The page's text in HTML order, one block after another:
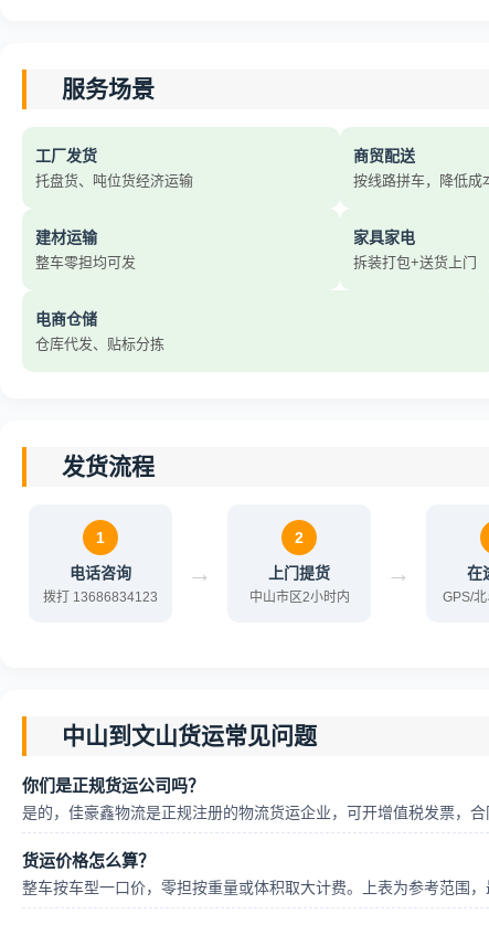
服务场景
工厂发货
托盘货、吨位货经济运输
商贸配送
按线路拼车，降低成
建材运输
整车零担均可发
家具家电
拆装打包+送货上门
电商仓储
仓库代发、贴标分拣
发货流程
1
电话咨询
拨打 13686834123
→
2
上门提货
中山市区2小时内
→
在
GPS/
中山到文山货运常见问题
你们是正规货运公司吗？
是的，佳豪鑫物流是正规注册的物流货运企业，可开增值税发票，合
货运价格怎么算？
整车按车型一口价，零担按重量或体积取大计费。上表为参考范围，